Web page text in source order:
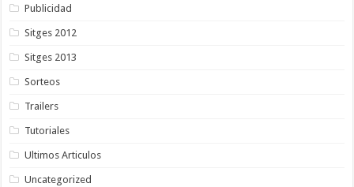
Publicidad
Sitges 2012
Sitges 2013
Sorteos
Trailers
Tutoriales
Ultimos Articulos
Uncategorized